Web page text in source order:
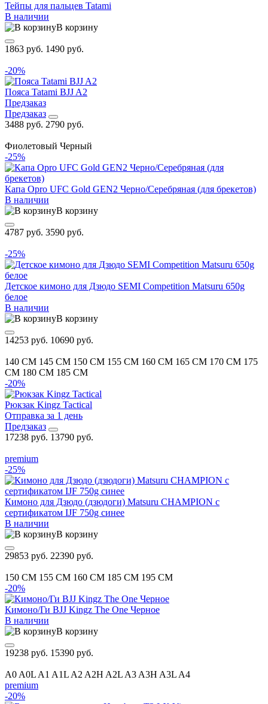
Тейпы для пальцев Tatami
В наличии
В корзину
1863 руб. 1490 руб.
-20%
Пояса Tatami BJJ A2
Предзаказ
Предзаказ
3488 руб. 2790 руб.
Фиолетовый Черный
-25%
Капа Opro UFC Gold GEN2 Черно/Серебряная (для брекетов)
В наличии
В корзину
4787 руб. 3590 руб.
-25%
Детское кимоно для Дзюдо SEMI Competition Matsuru 650g
белое
В наличии
В корзину
14253 руб. 10690 руб.
140 CM 145 CM 150 CM 155 CM 160 CM 165 CM 170 CM 175
CM 180 CM 185 CM
-20%
Рюкзак Kingz Tactical
Отправка за 1 день
Предзаказ
17238 руб. 13790 руб.
premium
-25%
Кимоно для Дзюдо (дзюдоги) Matsuru CHAMPION с
сертификатом IJF 750g синее
В наличии
В корзину
29853 руб. 22390 руб.
150 CM 155 CM 160 CM 185 CM 195 CM
-20%
Кимоно/Ги BJJ Kingz The One Черное
В наличии
В корзину
19238 руб. 15390 руб.
A0 A0L A1 A1L A2 A2H A2L A3 A3H A3L A4
premium
-20%